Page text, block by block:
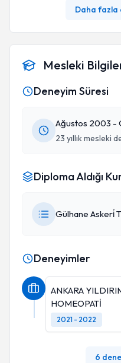
Daha fazla
Mesleki
Deneyim Süresi
Ağustos 2003 -
23 yıllık mesleki
Diploma Aldığı
Gülhane Askeri̇
Deneyimler
ANKARA
HOMEOPATİ
2021 - 2022
6